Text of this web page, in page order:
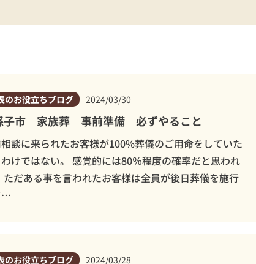
オプション
町 龍
場
事前相談に
のお役立ちブログ 2024/03/30
子市 家族葬 事前準備 必ずやること
談に来られたお客様が100%葬儀のご用命をしていた
けではない。 感覚的には80％程度の確率だと思われ
ただある事を言われたお客様は全員が後日葬儀を施行
…
のお役立ちブログ 2024/03/28